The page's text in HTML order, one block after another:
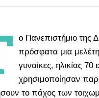
ο Πανεπιστήμιο της
πρόσφατα μια
γυναίκες, ηλικίας
χρησιμοποίησαν
το πάχος των